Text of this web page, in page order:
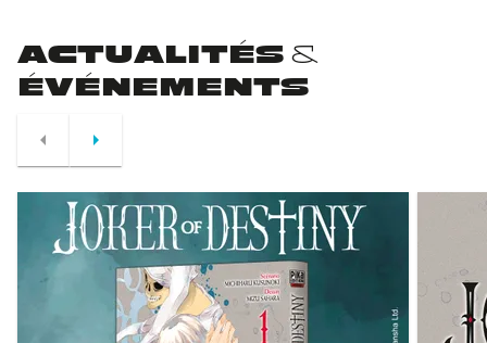
ACTUALITÉS &
ÉVÉNEMENTS
arrow_left
arrow_right